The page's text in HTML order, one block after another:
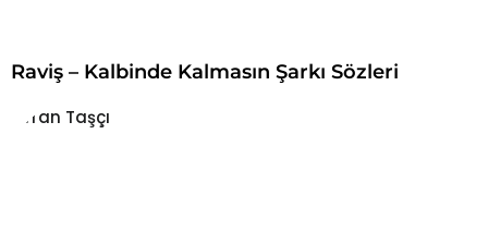
Raviş – Kalbinde Kalmasın Şarkı Sözleri